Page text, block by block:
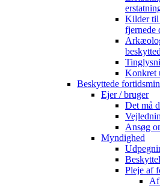
Kilder til
fjernede
Konkret
Beskyttede
Ejer / bruger
Det må
Ansøg
Myndighed
Pleje af